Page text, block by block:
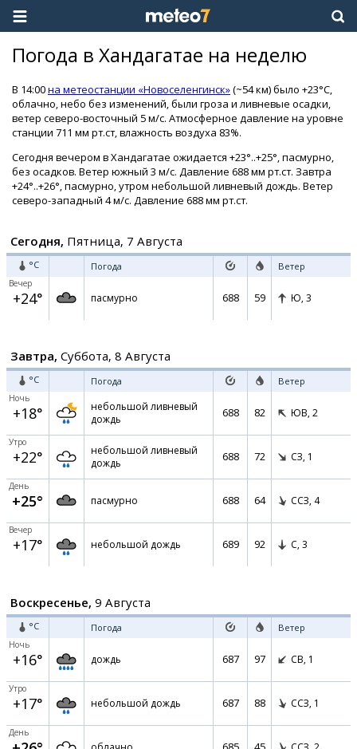
Погода в Хандагатае на неделю
В 14:00на метеостанции «Новоселенгинск»(~54 км) было +23°C,
облачно, небо без изменений, были гроза и ливневые осадки,
ветер северо-восточный 5 м/с. Атмосферное давление на уровне
станции 711 мм рт.ст, влажность воздуха 83%.
Сегодня вечером в Хандагатае ожидается +23°..+25°, пасмурно,
без осадков. Ветер южный 3 м/с. Давление 688 мм рт.ст. Завтра
+24°..+26°, пасмурно, утром небольшой ливневый дождь. Ветер
северо-западный 4 м/с. Давление 688 мм рт.ст.
Сегодня, Пятница, 7 Августа
°C Погода Ветер
Вечер
+24° пасмурно 688 59 Ю, 3
Завтра, Суббота, 8 Августа
°C Погода Ветер
Ночь
+18°
небольшой ливневый
дождь
688 82 ЮВ, 2
Утро
+22°
небольшой ливневый
дождь
688 72 СЗ, 1
День
+25° пасмурно 688 64 ССЗ, 4
Вечер
+17° небольшой дождь 689 92 С, 3
Воскресенье, 9 Августа
°C Погода Ветер
Ночь
+16° дождь 687 97 СВ, 1
Утро
+17° небольшой дождь 687 88 ССЗ, 1
День